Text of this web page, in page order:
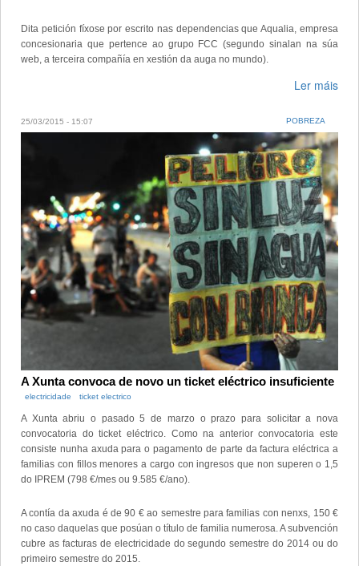
Dita petición fíxose por escrito nas dependencias que Aqualia, empresa
concesionaria que pertence ao grupo FCC (segundo sinalan na súa
web, a terceira compañía en xestión da auga no mundo).
Ler máis
25/03/2015 - 15:07 POBREZA
A Xunta convoca de novo un ticket eléctrico insuficiente
electricidade ticket electrico
A Xunta abriu o pasado 5 de marzo o prazo para solicitar a nova
convocatoria do ticket eléctrico. Como na anterior convocatoria este
consiste nunha axuda para o pagamento de parte da factura eléctrica a
familias con fillos menores a cargo con ingresos que non superen o 1,5
do IPREM (798 €/mes ou 9.585 €/ano).
A contía da axuda é de 90 € ao semestre para familias con nenxs, 150 €
no caso daquelas que posúan o título de familia numerosa. A subvención
cubre as facturas de electricidade do segundo semestre do 2014 ou do
primeiro semestre do 2015.